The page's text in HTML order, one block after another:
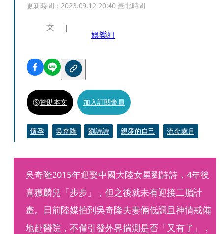
更新時間： 2023.09.12 20:40 臺北時間
文
娛樂組
贊助本文 加入訂閱會員
懷孕 吳奇隆 劉詩詩 親愛的自己 流金歲月
吳奇隆2015年迎娶中國大陸女星劉詩詩，4年後
喜獲麟兒「步步」，但之後就未有迎接二胎計
畫。日前陸媒拍到吳奇隆夫妻倆低調且神情戒備
地赴醫院，不僅引發外界揣測是否「又有了」，